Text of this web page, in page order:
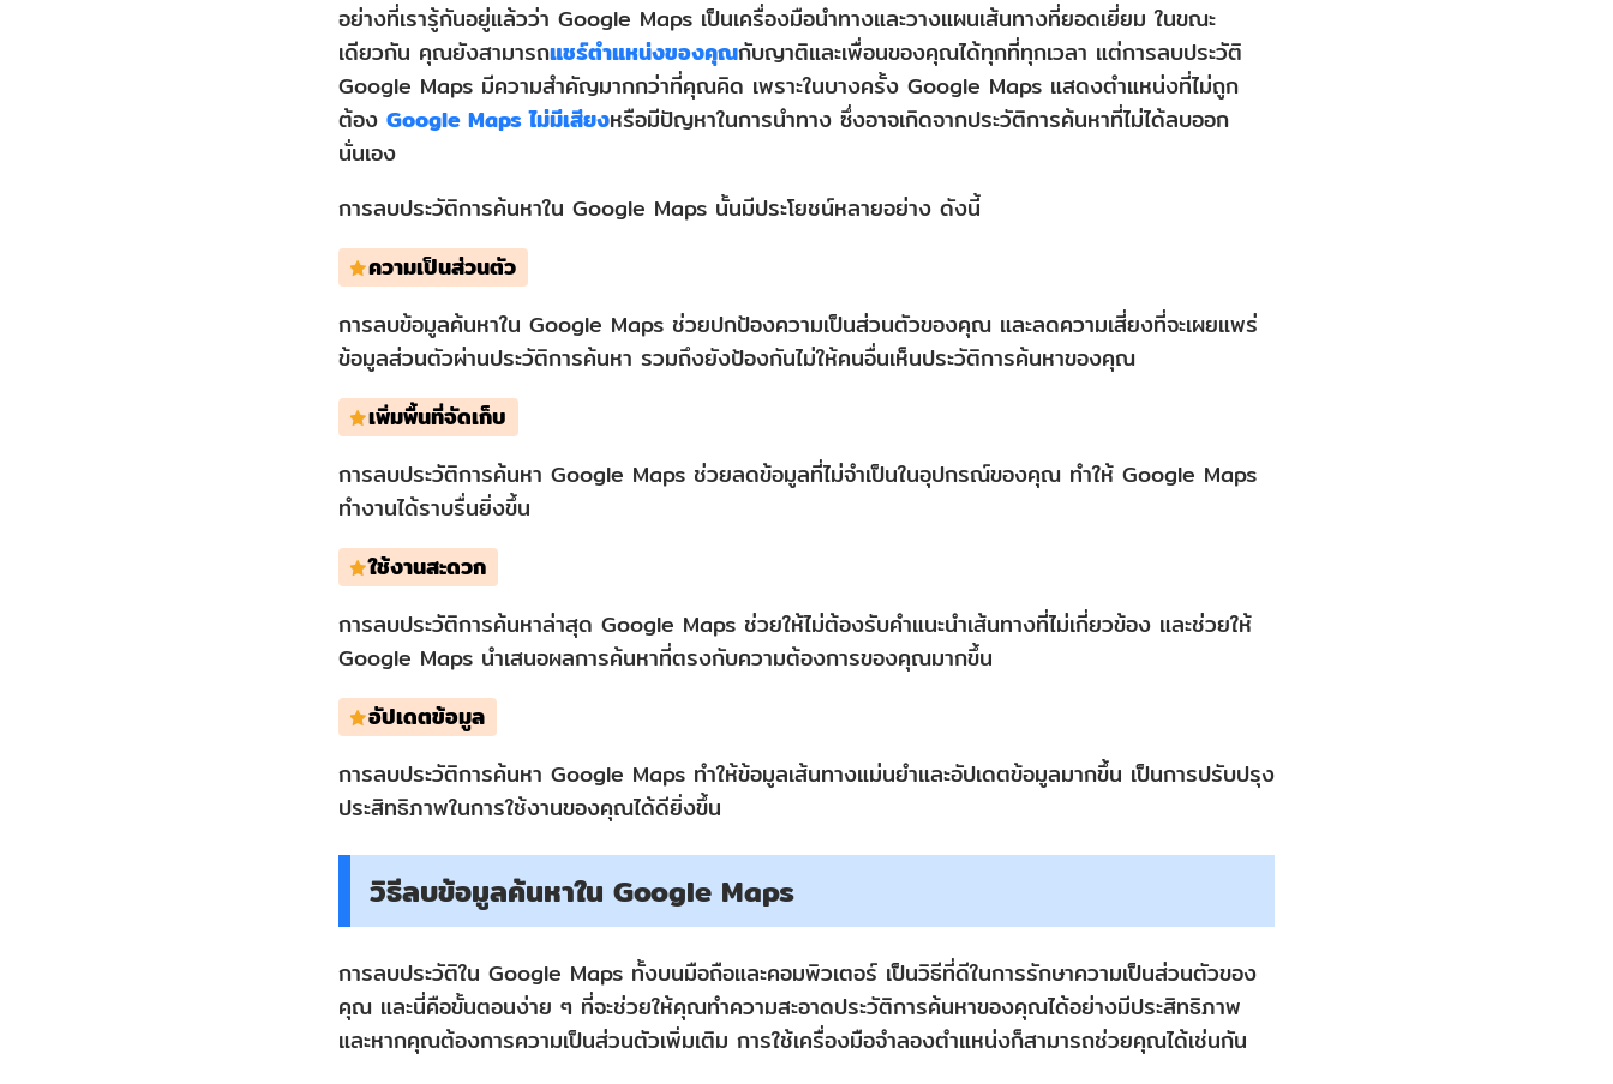
อย่างที่เรารู้กันอยู่แล้วว่า Google Maps เป็นเครื่องมือนำทางและวางแผนเส้นทางที่ยอดเยี่ยม ในขณะ
เดียวกัน คุณยังสามารถแชร์ตำแหน่งของคุณกับญาติและเพื่อนของคุณได้ทุกที่ทุกเวลา แต่การลบประวัติ
Google Maps มีความสำคัญมากกว่าที่คุณคิด เพราะในบางครั้ง Google Maps แสดงตำแหน่งที่ไม่ถูก
ต้อง Google Maps ไม่มีเสียงหรือมีปัญหาในการนำทาง ซึ่งอาจเกิดจากประวัติการค้นหาที่ไม่ได้ลบออก
นั่นเอง
การลบประวัติการค้นหาใน Google Maps นั้นมีประโยชน์หลายอย่าง ดังนี้
ความเป็นส่วนตัว
การลบข้อมูลค้นหาใน Google Maps ช่วยปกป้องความเป็นส่วนตัวของคุณ และลดความเสี่ยงที่จะเผยแพร่
ข้อมูลส่วนตัวผ่านประวัติการค้นหา รวมถึงยังป้องกันไม่ให้คนอื่นเห็นประวัติการค้นหาของคุณ
เพิ่มพื้นที่จัดเก็บ
การลบประวัติการค้นหา Google Maps ช่วยลดข้อมูลที่ไม่จำเป็นในอุปกรณ์ของคุณ ทำให้ Google Maps
ทำงานได้ราบรื่นยิ่งขึ้น
ใช้งานสะดวก
การลบประวัติการค้นหาล่าสุด Google Maps ช่วยให้ไม่ต้องรับคำแนะนำเส้นทางที่ไม่เกี่ยวข้อง และช่วยให้
Google Maps นำเสนอผลการค้นหาที่ตรงกับความต้องการของคุณมากขึ้น
อัปเดตข้อมูล
การลบประวัติการค้นหา Google Maps ทำให้ข้อมูลเส้นทางแม่นยำและอัปเดตข้อมูลมากขึ้น เป็นการปรับปรุง
ประสิทธิภาพในการใช้งานของคุณได้ดียิ่งขึ้น
วิธีลบข้อมูลค้นหาใน Google Maps
การลบประวัติใน Google Maps ทั้งบนมือถือและคอมพิวเตอร์ เป็นวิธีที่ดีในการรักษาความเป็นส่วนตัวของ
คุณ และนี่คือขั้นตอนง่าย ๆ ที่จะช่วยให้คุณทำความสะอาดประวัติการค้นหาของคุณได้อย่างมีประสิทธิภาพ
และหากคุณต้องการความเป็นส่วนตัวเพิ่มเติม การใช้เครื่องมือจำลองตำแหน่งก็สามารถช่วยคุณได้เช่นกัน